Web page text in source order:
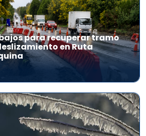
para recuperar tramo
en Ruta